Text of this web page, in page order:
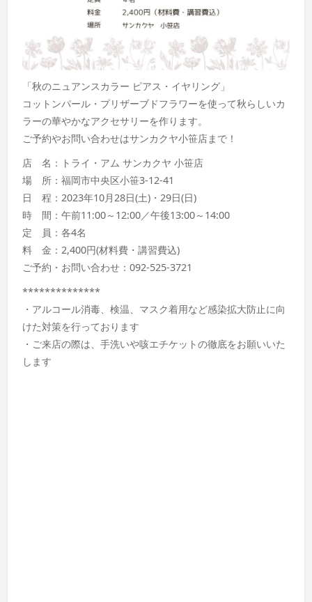
「秋のニュアンスカラー ピアス・イヤリング」
コットンパール・プリザーブドフラワーを使って秋らしいカ
ラーの華やかなアクセサリーを作ります。
ご予約やお問い合わせはサンカクヤ小笹店まで！
店 名：トライ・アム サンカクヤ 小笹店
場 所：福岡市中央区小笹3-12-41
日 程：2023年10月28日(土)・29日(日)
時 間：午前11:00～12:00／午後13:00～14:00
定 員：各4名
料 金：2,400円(材料費・講習費込)
ご予約・お問い合わせ：092-525-3721
**************
・アルコール消毒、検温、マスク着用など感染拡大防止に向
けた対策を行っております
・ご来店の際は、手洗いや咳エチケットの徹底をお願いいた
します